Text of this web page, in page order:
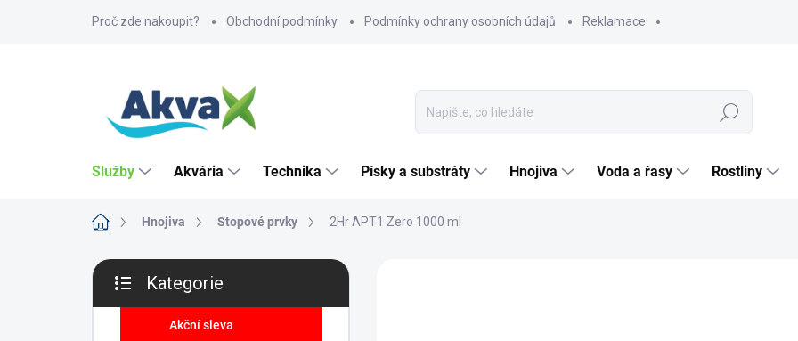
Proč zde nakoupit? Obchodní podmínky Podmínky ochrany osobních údajů Reklamace
Hledat
Služby Akvária Technika Písky a substráty Hnojiva Voda a řasy Rostliny
Domů Hnojiva Stopové prvky 2Hr APT1 Zero 1000 ml
P
s
kategorie
Kategorie
Akční sleva